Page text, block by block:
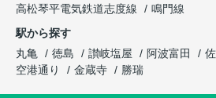
高松琴平電気鉄道志度線
鳴門線
駅から探す
丸亀
徳島 讃岐塩屋 阿波富田
空港通り
金蔵寺 勝瑞